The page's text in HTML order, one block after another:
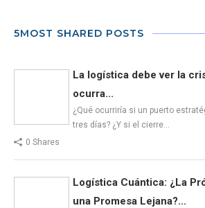
5MOST SHARED POSTS
La logística debe ver la
ocurra...
¿Qué ocurriría si un puerto
tres días? ¿Y si el cierre…
0 Shares
Logística Cuántica: ¿La
una Promesa Lejana?...